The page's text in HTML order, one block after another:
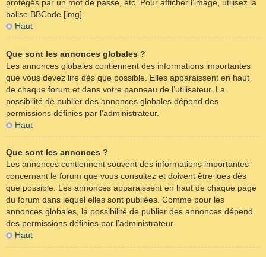
protégés par un mot de passe, etc. Pour afficher l’image, utilisez la
balise BBCode [img].
Haut
Que sont les annonces globales ?
Les annonces globales contiennent des informations importantes
que vous devez lire dès que possible. Elles apparaissent en haut
de chaque forum et dans votre panneau de l’utilisateur. La
possibilité de publier des annonces globales dépend des
permissions définies par l’administrateur.
Haut
Que sont les annonces ?
Les annonces contiennent souvent des informations importantes
concernant le forum que vous consultez et doivent être lues dès
que possible. Les annonces apparaissent en haut de chaque page
du forum dans lequel elles sont publiées. Comme pour les
annonces globales, la possibilité de publier des annonces dépend
des permissions définies par l’administrateur.
Haut